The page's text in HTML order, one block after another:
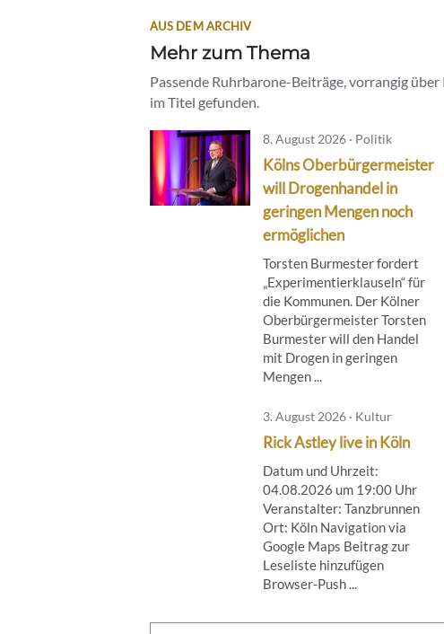
AUS DEM ARCHIV
Mehr zum Thema
Passende Ruhrbarone-Beiträge, vorrangig
im Titel gefunden.
8. August 2026 · Politik
Kölns Oberbürgermeister
will Drogenhandel in
geringen Mengen noch
ermöglichen
Torsten Burmester fordert
„Experimentierklauseln“ für
die Kommunen. Der Kölner
Oberbürgermeister Torsten
Burmester will den Handel
mit Drogen in geringen
Mengen ...
3. August 2026 · Kultur
Rick Astley live in Köln
Datum und Uhrzeit:
04.08.2026 um 19:00 Uhr
Veranstalter: Tanzbrunnen
Ort: Köln Navigation via
Google Maps Beitrag zur
Leseliste hinzufügen
Browser-Push ...